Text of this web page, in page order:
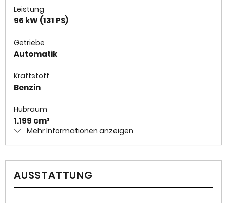
Leistung
96 kW (131 PS)
Getriebe
Automatik
Kraftstoff
Benzin
Hubraum
1.199 cm³
Antriebsart
Zylinder
3
Mehr Informationen anzeigen
AUSSTATTUNG